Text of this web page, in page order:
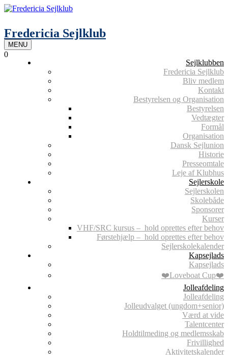
Skip
Fredericia Sejlklub
MENU
Sejlklubben
Fredericia Sejlklub
Bliv medlem
Kontakt
Bestyrelsen og Organisation
Bestyrelsen
Vedtægter
Formål
Organisation
Dansk Sejlunion
Historie
Presseomtale
Leje af Klubhus
Sejlerskole
Sejlerskolen
Skolebåde
Sponsorer
Kurser
VHF/SRC kursus – hold oprettes efter behov
Førstehjælp – hold oprettes efter behov
Sejlerskolekalender
Kapsejlads
Kapsejlads
❤️Loveboat Cup❤️
Jolleafdeling
Jolleafdeling
Jolleudvalget (ungdom+senior)
Værd at vide
Talentcenter
Holdtilmeding og medlemsskab
Frivillighed
Aktivitetskalender
0